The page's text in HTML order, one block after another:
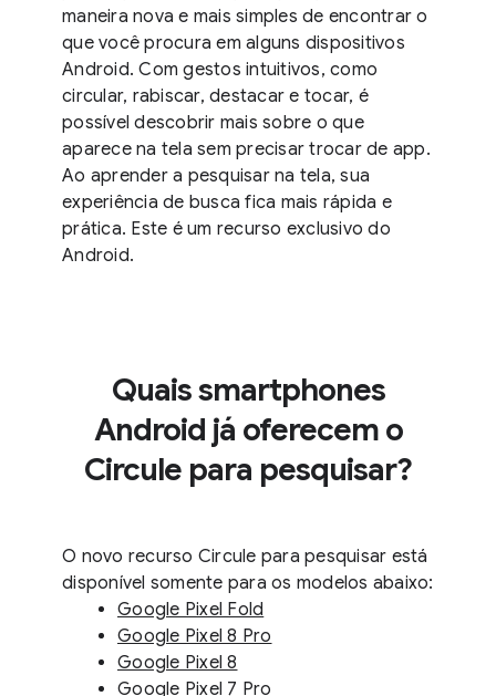
maneira nova e mais simples de encontrar o
que você procura em alguns dispositivos
Android. Com gestos intuitivos, como
circular, rabiscar, destacar e tocar, é
possível descobrir mais sobre o que
aparece na tela sem precisar trocar de app.
Ao aprender a pesquisar na tela, sua
experiência de busca fica mais rápida e
prática. Este é um recurso exclusivo do
Android.
Quais smartphones
Android já oferecem o
Circule para pesquisar?
O novo recurso Circule para pesquisar está
disponível somente para os modelos abaixo:
Google Pixel Fold
Google Pixel 8 Pro
Google Pixel 8
Google Pixel 7 Pro